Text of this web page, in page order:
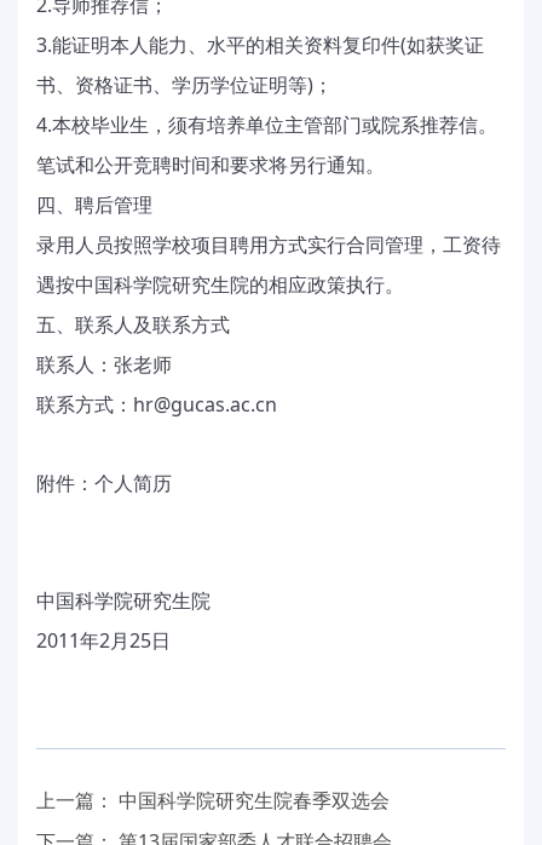
导师推荐信；
3.能证明本人能力、水平的相关资料复印件(如获奖证
书、资格证书、学历学位证明等) ；
4.本校毕业生，须有培养单位主管部门或院系推荐信。
笔试和公开竞聘时间和要求将另行通知。
四、聘后管理
录用人员按照学校项目聘用方式实行合同管理，工资待
遇按中国科学院研究生院的相应政策执行。
五、联系人及联系方式
联系人：张老师
联系方式： hr@gucas.ac.cn
附件：个人简历
中国科学院研究生院
2011年2月 25日
上一篇： 中国科学院研究生院春季双选会